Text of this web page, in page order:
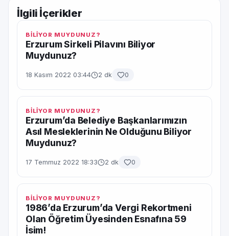
İlgili İçerikler
BİLİYOR MUYDUNUZ?
Erzurum Sirkeli Pilavını Biliyor
Muydunuz?
18 Kasım 2022 03:44 2 dk 0
BİLİYOR MUYDUNUZ?
Erzurum’da Belediye Başkanlarımızın
Asıl Mesleklerinin Ne Olduğunu Biliyor
Muydunuz?
17 Temmuz 2022 18:33 2 dk 0
BİLİYOR MUYDUNUZ?
1986’da Erzurum’da Vergi Rekortmeni
Olan Öğretim Üyesinden Esnafına 59
İsim!